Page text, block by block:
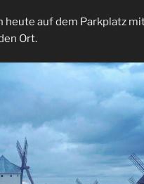
heute auf dem Parkplatz
Ort.